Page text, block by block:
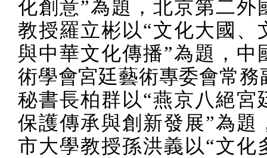
化創意”為題，北京第二外
教授羅立彬以“文化大國、
與中華文化傳播”為題，中
術學會宮廷藝術專委會常務
秘書長柏群以“燕京八絕宮
保護傳承與創新發展”為題
市大學教授孫洪義以“文化